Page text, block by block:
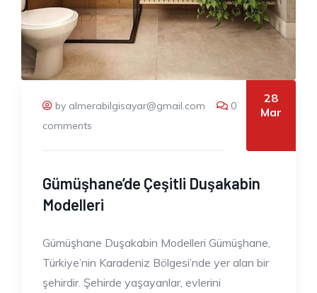
by almerabilgisayar@gmail.com
0
comments
28
Mar
Gümüşhane’de Çeşitli Duşakabin
Modelleri
Gümüşhane Duşakabin Modelleri Gümüşhane,
Türkiye’nin Karadeniz Bölgesi’nde yer alan bir
şehirdir. Şehirde yaşayanlar, evlerini